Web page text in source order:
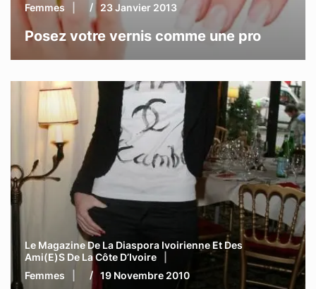
Femmes
23 Janvier 2013
Posez votre vernis comme une pro
Le Magazine De La Diaspora Ivoirienne Et Des
Ami(e)s De La Côte D’Ivoire
Femmes
19 Novembre 2010